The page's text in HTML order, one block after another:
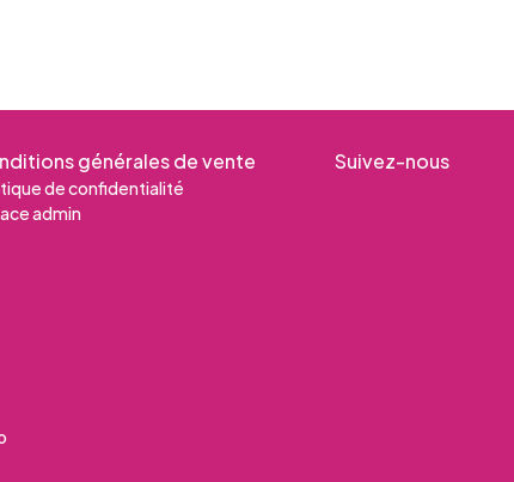
générales de vente
de confidentialité
admin
Suivez-nous